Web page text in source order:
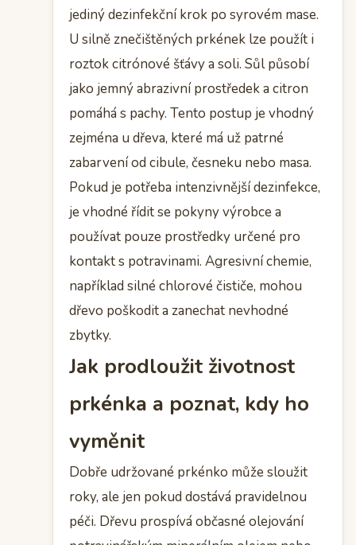
jediný dezinfekční krok po syrovém mase.
U silně znečištěných prkének lze použít i
roztok citrónové šťávy a soli. Sůl působí
jako jemný abrazivní prostředek a citron
pomáhá s pachy. Tento postup je vhodný
zejména u dřeva, které má už patrné
zabarvení od cibule, česneku nebo masa.
Pokud je potřeba intenzivnější dezinfekce,
je vhodné řídit se pokyny výrobce a
používat pouze prostředky určené pro
kontakt s potravinami. Agresivní chemie,
například silné chlorové čističe, mohou
dřevo poškodit a zanechat nevhodné
zbytky.
Jak prodloužit životnost
prkénka a poznat, kdy ho
vyměnit
Dobře udržované prkénko může sloužit
roky, ale jen pokud dostává pravidelnou
péči. Dřevu prospívá občasné olejování